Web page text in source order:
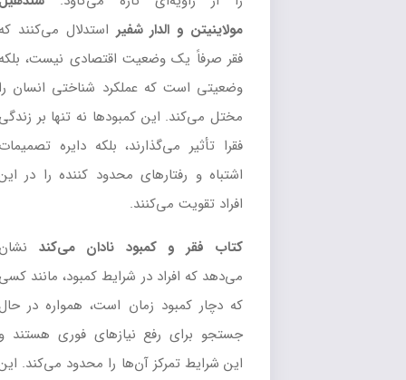
مولاینیتن و الدار شفیراستدلال می‌کنند که
فقر صرفاً یک وضعیت اقتصادی نیست، بلکه
وضعیتی است که عملکرد شناختی انسان را
مختل می‌کند. این کمبودها نه تنها بر زندگی
فقرا تأثیر می‌گذارند، بلکه دایره تصمیمات
اشتباه و رفتارهای محدود کننده را در این
افراد تقویت می‌کنند.
کتاب فقر و کمبود نادان می‌کند نشان
می‌دهد که افراد در شرایط کمبود، مانند کسی
که دچار کمبود زمان است، همواره در حال
جستجو برای رفع نیازهای فوری هستند و
این شرایط تمرکز آن‌ها را محدود می‌کند. این